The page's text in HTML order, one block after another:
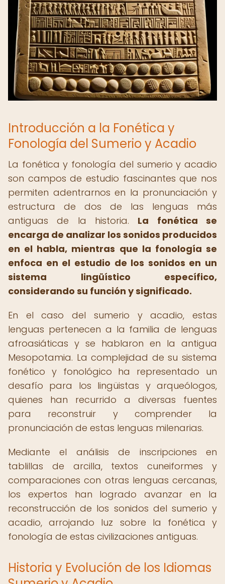
Introducción a la Fonética y
Fonología del Sumerio y Acadio
La fonética y fonología del sumerio y acadio
son campos de estudio fascinantes que nos
permiten adentrarnos en la pronunciación y
estructura de dos de las lenguas más
antiguas de la historia. La fonética se
encarga de analizar los sonidos producidos
en el habla, mientras que la fonología se
enfoca en el estudio de los sonidos en un
sistema lingüístico específico,
considerando su función y significado.
En el caso del sumerio y acadio, estas
lenguas pertenecen a la familia de lenguas
afroasiáticas y se hablaron en la antigua
Mesopotamia. La complejidad de su sistema
fonético y fonológico ha representado un
desafío para los lingüistas y arqueólogos,
quienes han recurrido a diversas fuentes
para reconstruir y comprender la
pronunciación de estas lenguas milenarias.
Mediante el análisis de inscripciones en
tablillas de arcilla, textos cuneiformes y
comparaciones con otras lenguas cercanas,
los expertos han logrado avanzar en la
reconstrucción de los sonidos del sumerio y
acadio, arrojando luz sobre la fonética y
fonología de estas civilizaciones antiguas.
Historia y Evolución de los Idiomas